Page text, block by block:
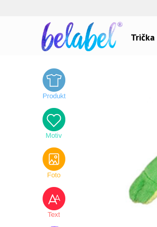
Dárky pro..
Dárky pro maminku
Dárky pro ségru
Dárky pro tátu
Dárky pro bráchu
Dárky pro partnera
Dárky pro partnerku